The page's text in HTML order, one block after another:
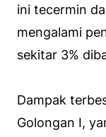
ini tecermin
mengalami
sekitar 3%
Dampak
Golongan I,